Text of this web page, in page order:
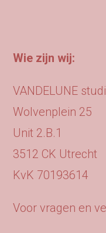
Wie zijn wij:
VANDELUNE
Wolvenplein 25
Unit 2.B.1
3512 CK Utrecht
KvK 70193614
Voor vragen en